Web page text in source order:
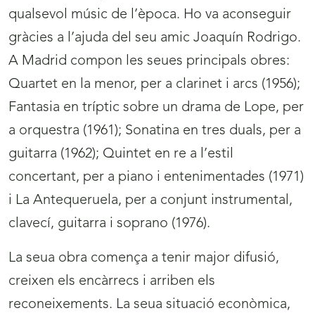
qualsevol músic de l’època. Ho va aconseguir
gràcies a l’ajuda del seu amic Joaquín Rodrigo.
A Madrid compon les seues principals obres:
Quartet en la menor, per a clarinet i arcs (1956);
Fantasia en tríptic sobre un drama de Lope, per
a orquestra (1961); Sonatina en tres duals, per a
guitarra (1962); Quintet en re a l’estil
concertant, per a piano i entenimentades (1971)
i La Antequeruela, per a conjunt instrumental,
clavecí, guitarra i soprano (1976).
La seua obra comença a tenir major difusió,
creixen els encàrrecs i arriben els
reconeixements. La seua situació econòmica,